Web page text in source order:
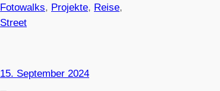
Fotowalks, Projekte, Reise
Street
15. September 2024